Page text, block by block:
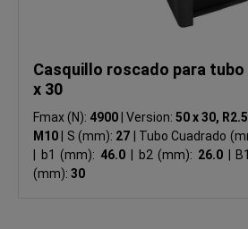
Casquillo roscado para
x 30
Fmax (N): 4900 Version:50 x 30, R2.5
M10
S (mm): 27 Tubo Cuadrado
b1 (mm): 46.0 b2 (mm): 26.0
(mm): 30